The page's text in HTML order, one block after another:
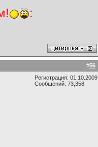
:
#56
Регистрация: 01.10.2009
Сообщений: 73,358